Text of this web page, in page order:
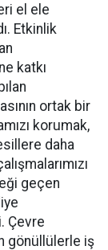
el ele
Etkinlik
katkı
ortak bir
korumak,
daha
geçen
Çevre
gönüllülerle iş